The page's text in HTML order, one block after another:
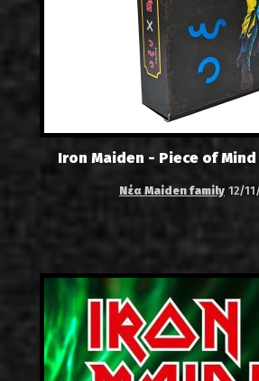
Iron Maiden - Piece of Mind
Νέα Maiden family 12/